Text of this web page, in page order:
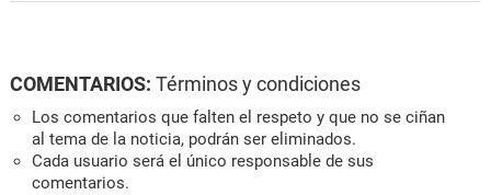
COMENTARIOS: Términos y condiciones
Los comentarios que falten el respeto y que no se ciñan
al tema de la noticia, podrán ser eliminados.
Cada usuario será el único responsable de sus
comentarios.